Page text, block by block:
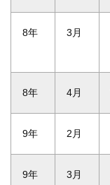
8年 3月
8年 4月
9年 2月
9年 3月